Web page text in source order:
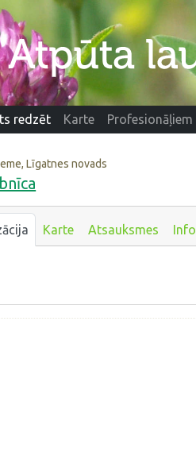
redzēt Karte Profesionāļiem
Līgatnes novads
Karte Atsauksmes Info